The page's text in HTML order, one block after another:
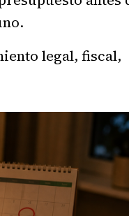
legal, fiscal,